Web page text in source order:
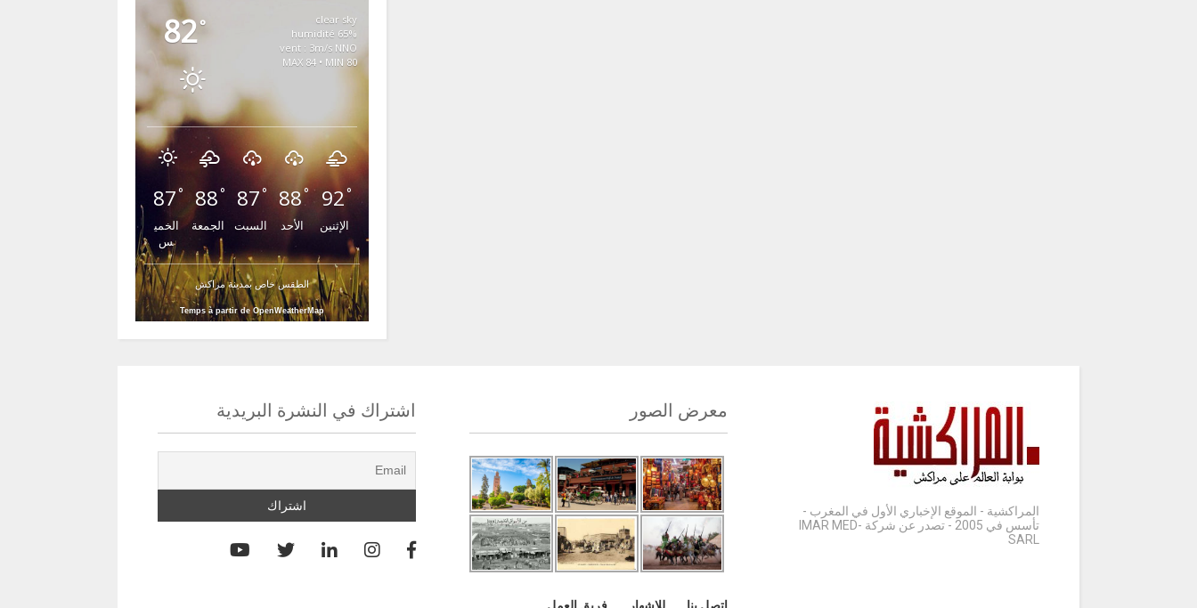
82°
clear sky
65% humidité
vent : 3m/s NNO
MAX 84 • MIN 80
87°
الخمي
س
88°
الجمعة
87°
السبت
88°
الأحد
92°
الإثنين
الطقس خاص بمدينة مراكش
Temps à partir de OpenWeatherMap
المراكشية - الموقع الإخباري الأول في المغرب -
تأسس في 2005 - تصدر عن شركة IMAR MED-
SARL
معرض الصور اشتراك في النشرة البريدية